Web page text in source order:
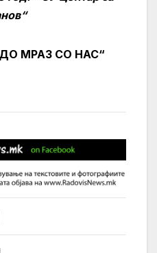
МРАЗ СО НАС“